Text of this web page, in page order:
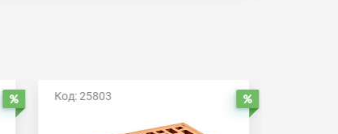
РаспродажаКод: 25803